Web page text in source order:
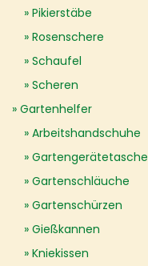
Pikierstäbe
Rosenschere
Schaufel
Scheren
Gartenhelfer
Arbeitshandschuhe
Gartengerätetasche
Gartenschläuche
Gartenschürzen
Gießkannen
Kniekissen